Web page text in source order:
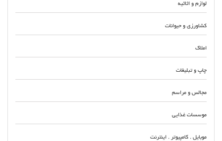
لوازم و اثاثیه
کشاورزی و حیوانات
املاک
چاپ و تبلیغات
مجالس و مراسم
موسسات غذایی
موبایل . کامپیوتر . اینترنت